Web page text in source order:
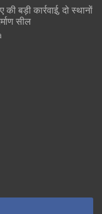
की बड़ी कार्रवाई, दो स्थानों
सील